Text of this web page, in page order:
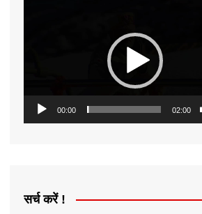
00:00 02:00
सर्च करें !